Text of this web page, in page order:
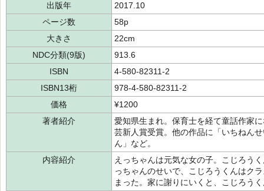
出版年
2017.10
ページ数
58p
大きさ
22cm
NDC分類(9版)
913.6
ISBN
4-580-82311-2
ISBN13桁
978-4-580-82311-2
価格
¥1200
著者紹介
愛知県生まれ。保育士を経て童話作家
芸新人賞受賞。他の作品に「いちねん
ん」など。
内容紹介
えっちゃんは元気な女の子。こじろう
っちゃんのせいで、こじろうくんはク
まった。家に謝りにいくと、こじろう